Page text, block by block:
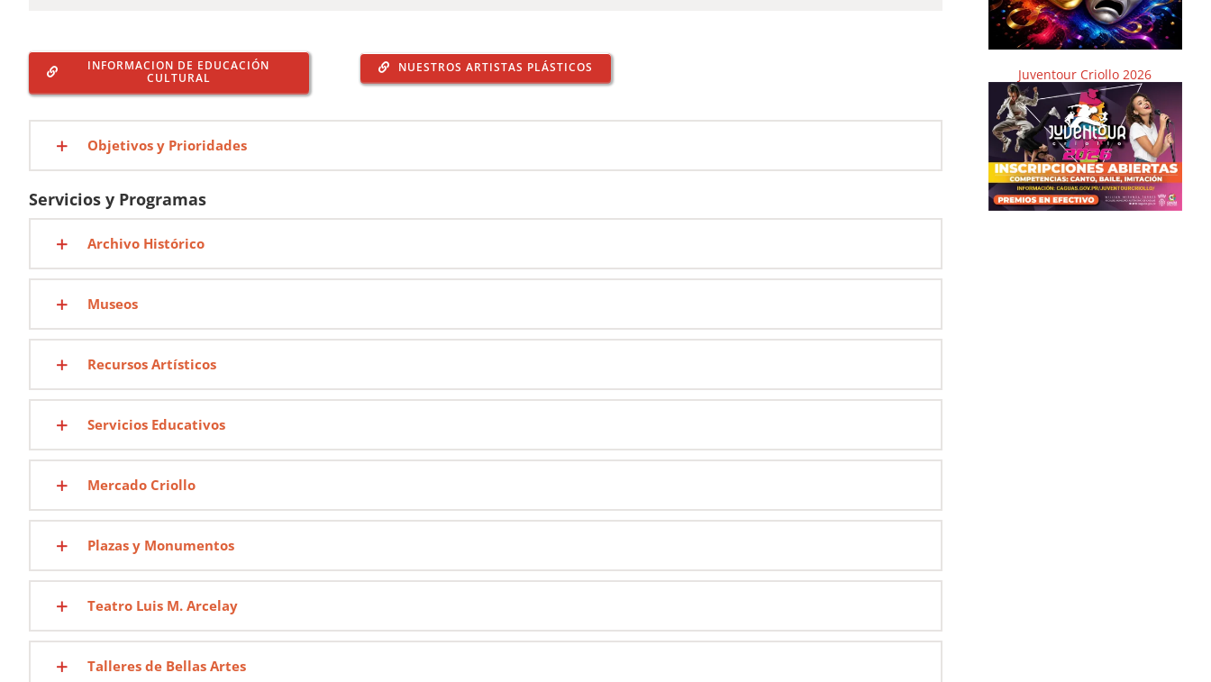
INFORMACION DE EDUCACIÓN
CULTURAL
NUESTROS ARTISTAS PLÁSTICOS
Objetivos y Prioridades
Servicios y Programas
Archivo Histórico
Museos
Recursos Artísticos
Servicios Educativos
Mercado Criollo
Plazas y Monumentos
Teatro Luis M. Arcelay
Talleres de Bellas Artes
Juventour Criollo 2026